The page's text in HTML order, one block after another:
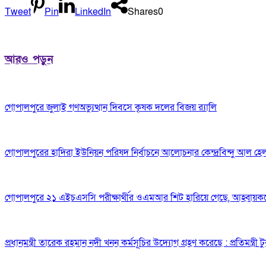
Tweet Pin LinkedIn Shares0
আরও পড়ুন
গোপালপুরে জুলাই গণঅভ্যুত্থান দিবসে কৃষক দলের বিজয় র‍্যালি
গোপালপুরের হাদিরা ইউনিয়ন পরিষদ নির্বাচনে আলোচনার কেন্দ্রবিন্দু আল
গোপালপুরে ২১ এইচএসসি পরীক্ষার্থীর ওএমআর শিট হারিয়ে গেছে,
প্রধানমন্ত্রী তারেক রহমান নদী খনন কর্মসূচির উদ্যোগ গ্রহণ করেছে : প্রতিমন্ত্রী